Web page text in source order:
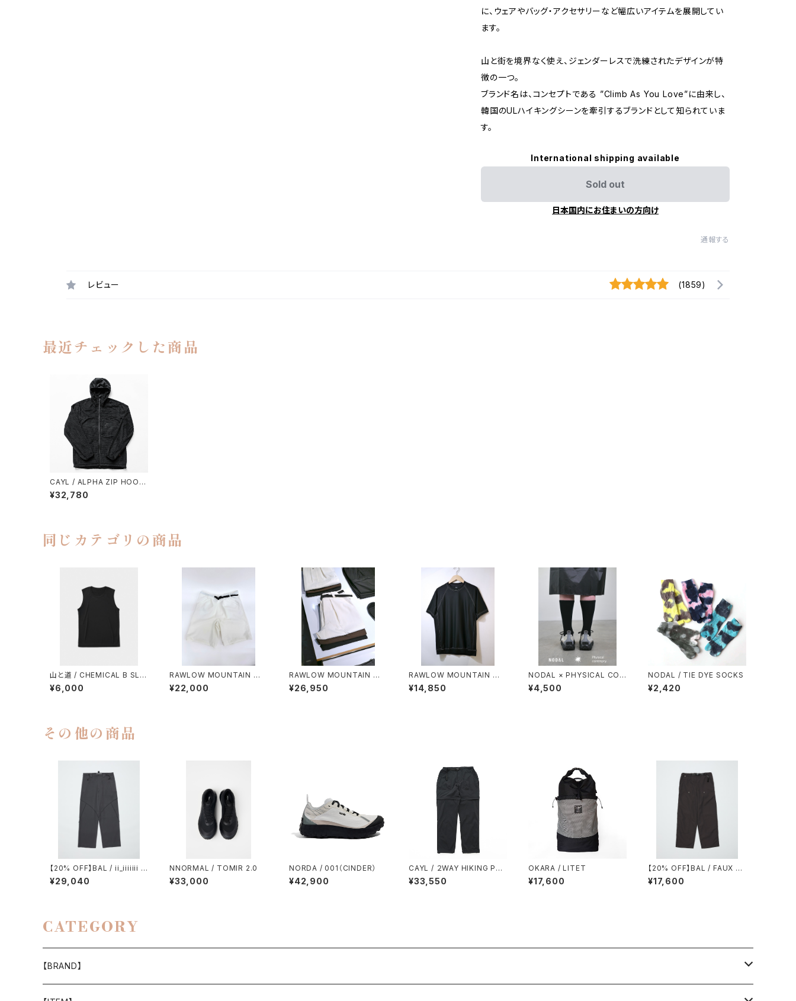
に、ウェアやバッグ・アクセサリーなど幅広いアイテムを展開してい
ます。
山と街を境界なく使え、ジェンダーレスで洗練されたデザインが特
徴の一つ。
ブランド名は、コンセプトである ”Climb As You Love”に由来し、
韓国のULハイキングシーンを牽引するブランドとして知られていま
す。
International shipping available
Sold out
日本国内にお住まいの方向け
通報する
レビュー (1859)
最近チェックした商品
CAYL / ALPHA ZIP HOOD
Y
¥32,780
同じカテゴリの商品
山と道 / CHEMICAL B SLE
EVELESS（MEN）
¥6,000
RAWLOW MOUNTAIN WO
RKS / HIKER GURKHA PA
NTS
¥22,000
RAWLOW MOUNTAIN WO
RKS / HIKER BAKER PANT
S
¥26,950
RAWLOW MOUNTAIN WO
RKS / DAD LITE CREW
¥14,850
NODAL × PHYSICAL CON
TMPRY.
¥4,500
NODAL / TIE DYE SOCKS
¥2,420
その他の商品
【20% OFF】BAL / ii_iiiiiii T
ECHNICAL WOOL TROUS
ER
¥29,040
NNORMAL / TOMIR 2.0
¥33,000
NORDA / 001（CINDER）
¥42,900
CAYL / ２WAY HIKING PAN
TS（BLACK）
¥33,550
OKARA / LITET
¥17,600
【20% OFF】BAL / FAUX S
TITCH CARPENTER PAN
T
¥17,600
CATEGORY
【BRAND】